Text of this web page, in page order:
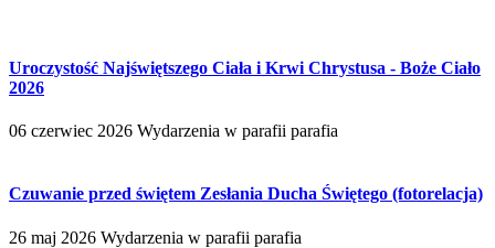
Uroczystość Najświętszego Ciała i Krwi Chrystusa - Boże Ciało
2026
06 czerwiec 2026 Wydarzenia w parafii parafia
Czuwanie przed świętem Zesłania Ducha Świętego (fotorelacja)
26 maj 2026 Wydarzenia w parafii parafia